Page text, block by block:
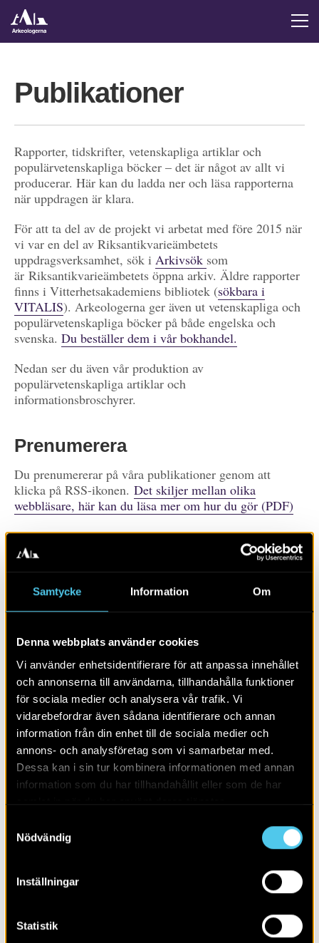
Samtycke Information Om
Denna webbplats använder cookies
Vi använder enhetsidentifierare för att anpassa innehållet
och annonserna till användarna, tillhandahålla funktioner
för sociala medier och analysera vår trafik. Vi
vidarebefordrar även sådana identifierare och annan
information från din enhet till de sociala medier och
annons- och analysföretag som vi samarbetar med.
Dessa kan i sin tur kombinera informationen med annan
information som du har tillhandahållit eller som de har
Nödvändig
Inställningar
Statistik
Publikationer
Rapporter, tidskrifter, vetenskapliga artiklar och
populärvetenskapliga böcker – det är något av allt vi
producerar. Här kan du ladda ner och läsa rapporterna
när uppdragen är klara.
För att ta del av de projekt vi arbetat med före 2015 när
vi var en del av Riksantikvarieämbetets
uppdragsverksamhet, sök i Arkivsök som
är Riksantikvarieämbetets öppna arkiv. Äldre rapporter
finns i Vitterhetsakademiens bibliotek (sökbara i
VITALIS). Arkeologerna ger även ut vetenskapliga och
populärvetenskapliga böcker på både engelska och
svenska. Du beställer dem i vår bokhandel.
Nedan ser du även vår produktion av
populärvetenskapliga artiklar och
informationsbroschyrer.
Prenumerera
Du prenumererar på våra publikationer genom att
klicka på RSS-ikonen. Det skiljer mellan olika
webbläsare, här kan du läsa mer om hur du gör (PDF)
Populärvetenskap Rapporter Skola Övrigt